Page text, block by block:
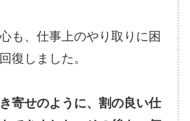
も、仕事上のやり取りに困
復しました。
寄せのように、割の良い仕